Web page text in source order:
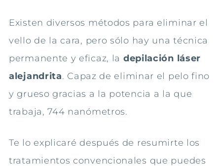
Existen diversos métodos para eliminar el
vello de la cara, pero sólo hay una técnica
permanente y eficaz, la depilación láser
alejandrita. Capaz de eliminar el pelo fino
y grueso gracias a la potencia a la que
trabaja, 744 nanómetros.
Te lo explicaré después de resumirte los
tratamientos convencionales que puedes